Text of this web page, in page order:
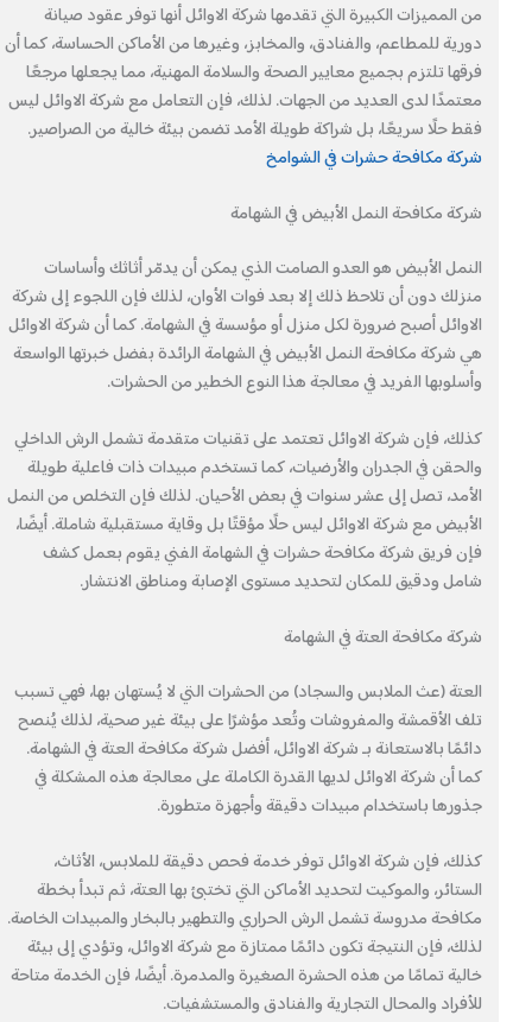
من المميزات الكبيرة التي تقدمها شركة الاوائل أنها توفر عقود صيانة
دورية للمطاعم، والفنادق، والمخابز، وغيرها من الأماكن الحساسة، كما أن
فرقها تلتزم بجميع معايير الصحة والسلامة المهنية، مما يجعلها مرجعًا
معتمدًا لدى العديد من الجهات. لذلك، فإن التعامل مع شركة الاوائل ليس
فقط حلًا سريعًا، بل شراكة طويلة الأمد تضمن بيئة خالية من الصراصير.
شركة مكافحة حشرات في الشوامخ
شركة مكافحة النمل الأبيض في الشهامة
النمل الأبيض هو العدو الصامت الذي يمكن أن يدمّر أثاثك وأساسات
منزلك دون أن تلاحظ ذلك إلا بعد فوات الأوان، لذلك فإن اللجوء إلى شركة
الاوائل أصبح ضرورة لكل منزل أو مؤسسة في الشهامة. كما أن شركة الاوائل
هي شركة مكافحة النمل الأبيض في الشهامة الرائدة بفضل خبرتها الواسعة
وأسلوبها الفريد في معالجة هذا النوع الخطير من الحشرات.
كذلك، فإن شركة الاوائل تعتمد على تقنيات متقدمة تشمل الرش الداخلي
والحقن في الجدران والأرضيات، كما تستخدم مبيدات ذات فاعلية طويلة
الأمد، تصل إلى عشر سنوات في بعض الأحيان. لذلك فإن التخلص من النمل
الأبيض مع شركة الاوائل ليس حلًا مؤقتًا بل وقاية مستقبلية شاملة. أيضًا،
فإن فريق شركة مكافحة حشرات في الشهامة الفني يقوم بعمل كشف
شامل ودقيق للمكان لتحديد مستوى الإصابة ومناطق الانتشار.
شركة مكافحة العتة في الشهامة
العتة (عث الملابس والسجاد) من الحشرات التي لا يُستهان بها، فهي تسبب
تلف الأقمشة والمفروشات وتُعد مؤشرًا على بيئة غير صحية، لذلك يُنصح
دائمًا بالاستعانة بـ شركة الاوائل، أفضل شركة مكافحة العتة في الشهامة.
كما أن شركة الاوائل لديها القدرة الكاملة على معالجة هذه المشكلة في
جذورها باستخدام مبيدات دقيقة وأجهزة متطورة.
كذلك، فإن شركة الاوائل توفر خدمة فحص دقيقة للملابس، الأثاث،
الستائر، والموكيت لتحديد الأماكن التي تختبئ بها العتة، ثم تبدأ بخطة
مكافحة مدروسة تشمل الرش الحراري والتطهير بالبخار والمبيدات الخاصة.
لذلك، فإن النتيجة تكون دائمًا ممتازة مع شركة الاوائل، وتؤدي إلى بيئة
خالية تمامًا من هذه الحشرة الصغيرة والمدمرة. أيضًا، فإن الخدمة متاحة
للأفراد والمحال التجارية والفنادق والمستشفيات.